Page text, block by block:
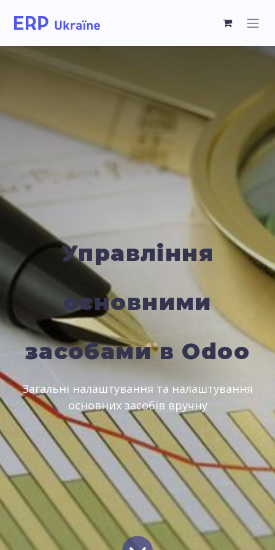
Управління
основними
засобами в Odoo
Загальні налаштування та налаштування
основних засобів вручну